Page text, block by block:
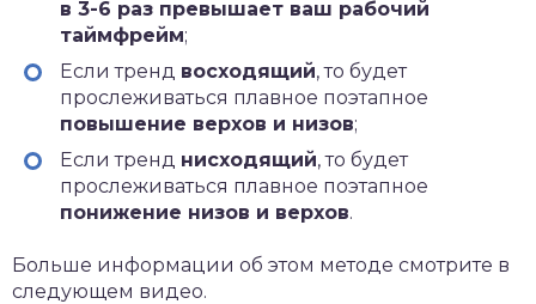
в 3-6 раз превышает ваш рабочий
таймфрейм;
Если тренд восходящий, то будет
прослеживаться плавное поэтапное
повышение верхов и низов;
Если тренд нисходящий, то будет
прослеживаться плавное поэтапное
понижение низов и верхов.
Больше информации об этом методе смотрите в
следующем видео.